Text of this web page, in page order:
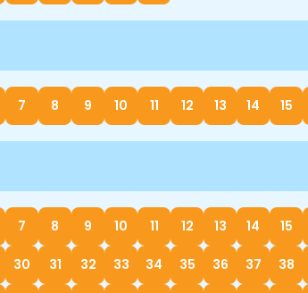
7 8 9 10 11 12 13 14 15
7 8 9 10 11 12 13 14 15
30 31 32 33 34 35 36 37 38